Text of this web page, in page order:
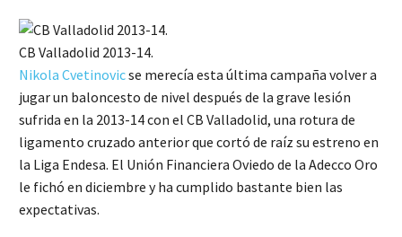
CB Valladolid 2013-14.
Nikola Cvetinovicse merecía esta última campaña volver a
jugar un baloncesto de nivel después de la grave lesión
sufrida en la 2013-14 con el CB Valladolid, una rotura de
ligamento cruzado anterior que cortó de raíz su estreno en
la Liga Endesa. El Unión Financiera Oviedo de la Adecco Oro
le fichó en diciembre y ha cumplido bastante bien las
expectativas.